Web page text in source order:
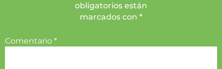
obligatorios están
marcados con *
Comentario *